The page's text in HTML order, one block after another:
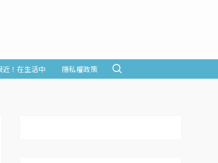
！在生活中 隱私權政策